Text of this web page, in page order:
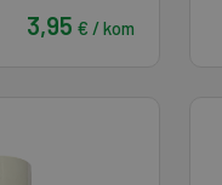
3,95 € / kom